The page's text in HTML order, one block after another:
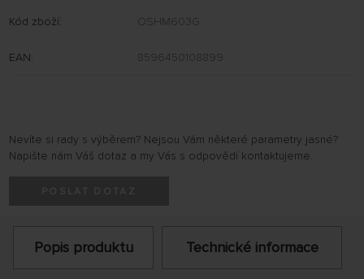
Kód zboží: OSHM603G
EAN: 8596450108899
Nevíte si rady s výběrem? Nejsou Vám některé parametry jasné?
Napište nám Váš dotaz a my Vás s odpovědí kontaktujeme.
Popis produktu Technické informace